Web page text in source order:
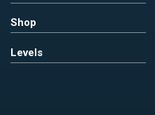
Shop
Levels